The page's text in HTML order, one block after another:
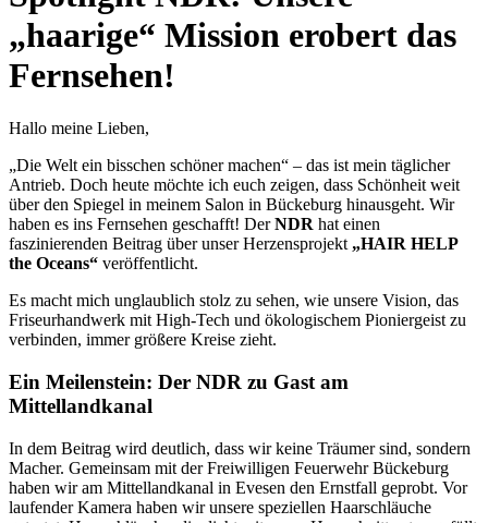
„haarige“ Mission erobert das
Fernsehen!
Hallo meine Lieben,
„Die Welt ein bisschen schöner machen“ – das ist mein täglicher
Antrieb. Doch heute möchte ich euch zeigen, dass Schönheit weit
über den Spiegel in meinem Salon in Bückeburg hinausgeht. Wir
haben es ins Fernsehen geschafft! DerNDR hat einen
faszinierenden Beitrag über unser Herzensprojekt „HAIR HELP
the Oceans“ veröffentlicht.
Es macht mich unglaublich stolz zu sehen, wie unsere Vision, das
Friseurhandwerk mit High-Tech und ökologischem Pioniergeist zu
verbinden, immer größere Kreise zieht.
Ein Meilenstein: Der NDR zu Gast am
Mittellandkanal
In dem Beitrag wird deutlich, dass wir keine Träumer sind, sondern
Macher. Gemeinsam mit der Freiwilligen Feuerwehr Bückeburg
haben wir am Mittellandkanal in Evesen den Ernstfall geprobt. Vor
laufender Kamera haben wir unsere speziellen Haarschläuche